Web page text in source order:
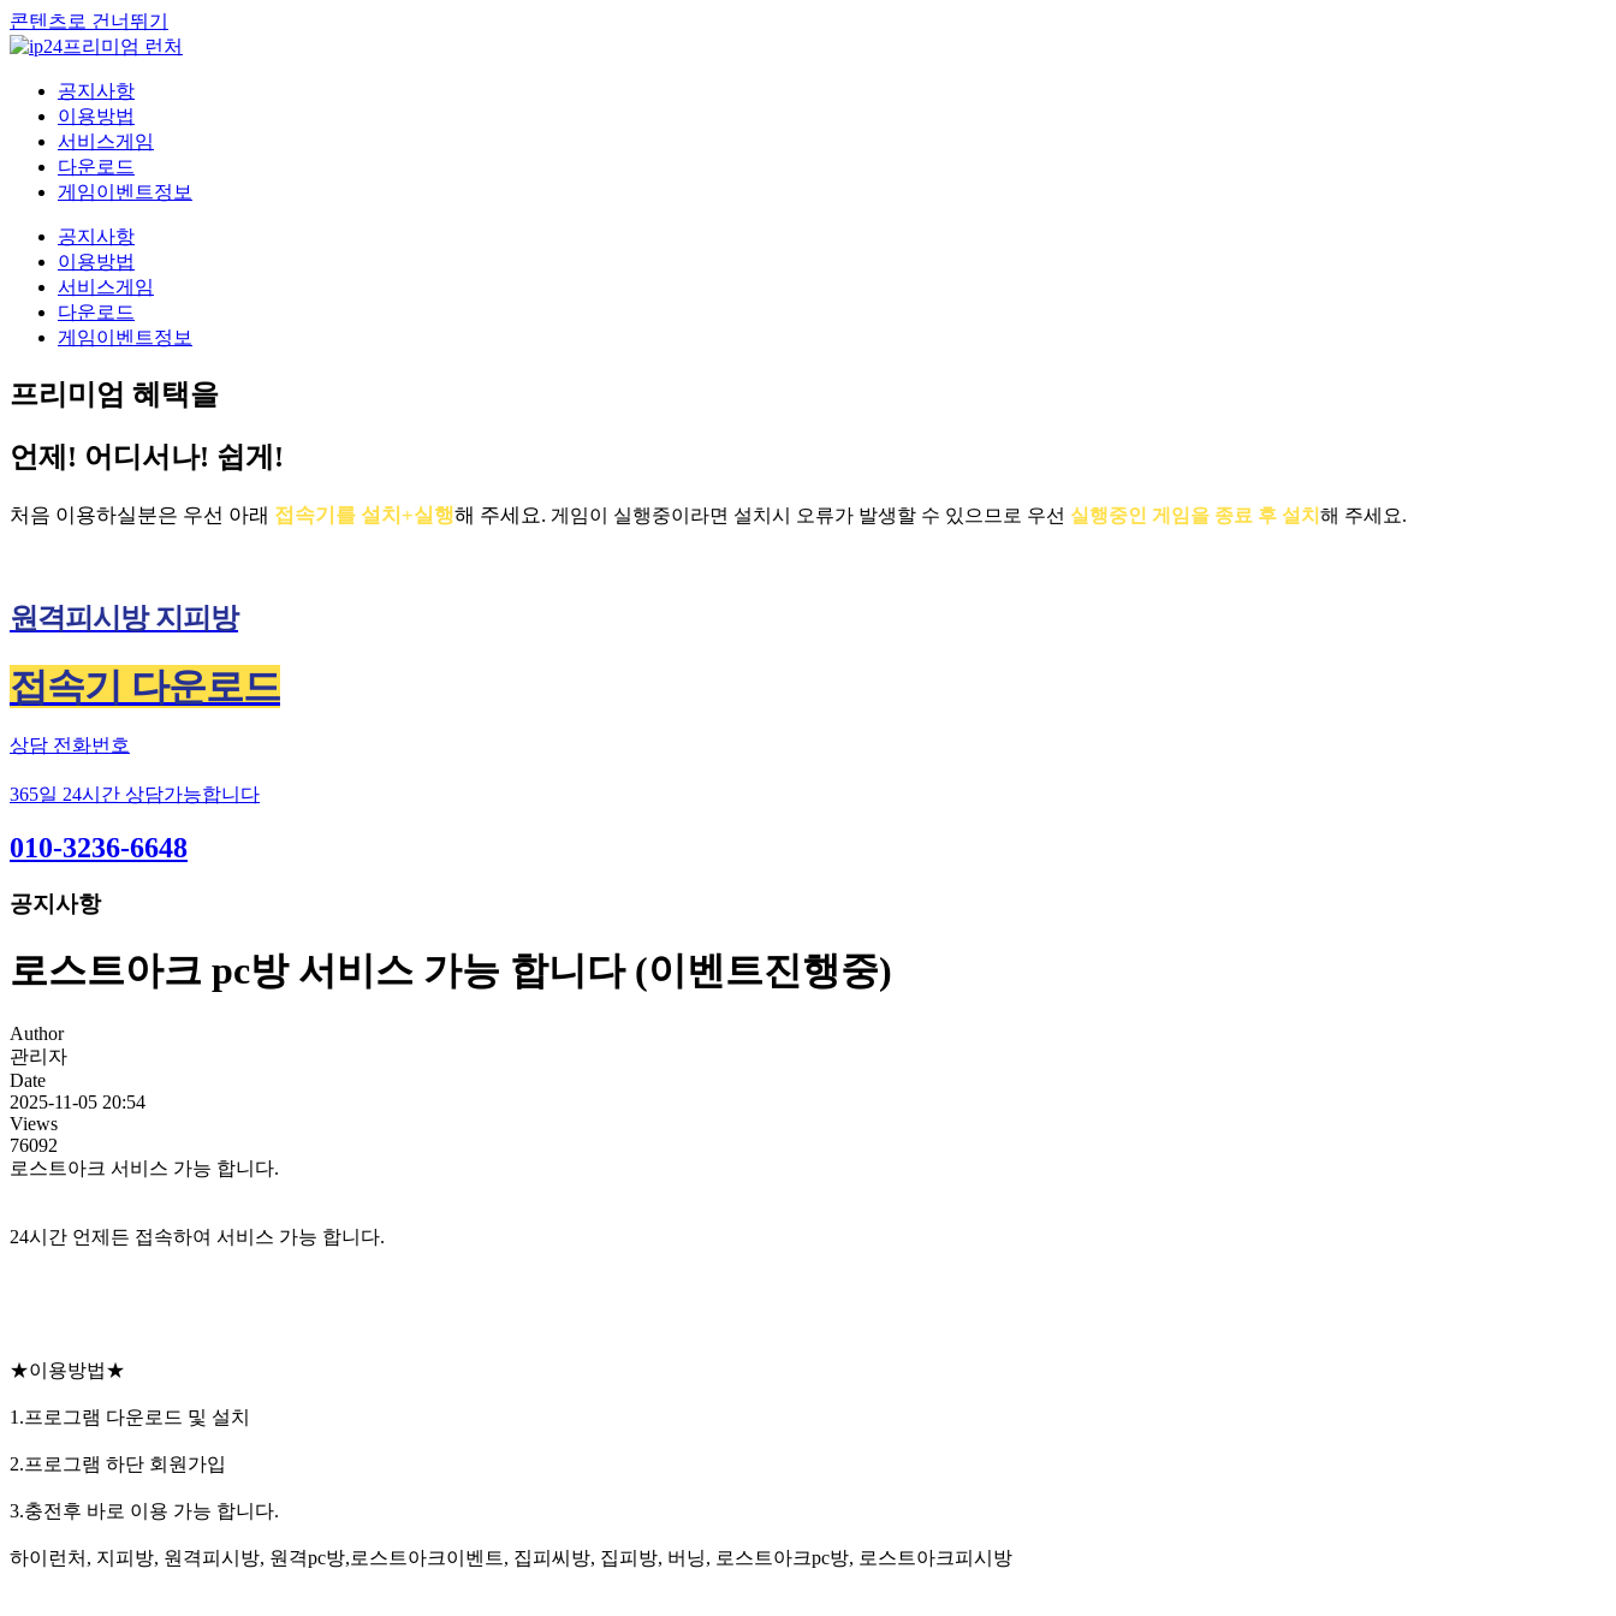
콘텐츠로 건너뛰기
공지사항
이용방법
서비스게임
다운로드
게임이벤트정보
공지사항
이용방법
서비스게임
다운로드
게임이벤트정보
프리미엄 혜택을
언제! 어디서나! 쉽게!
처음 이용하실분은 우선 아래 접속기를 설치+실행해 주세요. 게임이 실행중이라면 설치시 오류가 발생할 수 있으므로 우선 실행중인 게임을 종료 후 설치 해 주세요.
원격피시방 지피방
접속기 다운로드
상담 전화번호
365일 24시간 상담가능합니다
010-3236-6648
공지사항
로스트아크 pc방 서비스 가능 합니다 (이벤트진행중)
Author
관리자
Date
2025-11-05 20:54
Views
76092
로스트아크 서비스 가능 합니다.
24시간 언제든 접속하여 서비스 가능 합니다.
★이용방법★
1.프로그램 다운로드 및 설치
2.프로그램 하단 회원가입
3.충전후 바로 이용 가능 합니다.
하이런처, 지피방, 원격피시방, 원격pc방,로스트아크이벤트, 집피씨방, 집피방, 버닝, 로스트아크pc방, 로스트아크피시방